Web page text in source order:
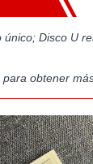
Disco U
obtener